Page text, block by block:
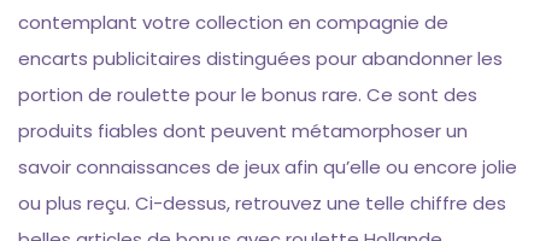
contemplant votre collection en compagnie de
encarts publicitaires distinguées pour abandonner les
portion de roulette pour le bonus rare. Ce sont des
produits fiables dont peuvent métamorphoser un
savoir connaissances de jeux afin qu’elle ou encore jolie
ou plus reçu. Ci-dessus, retrouvez une telle chiffre des